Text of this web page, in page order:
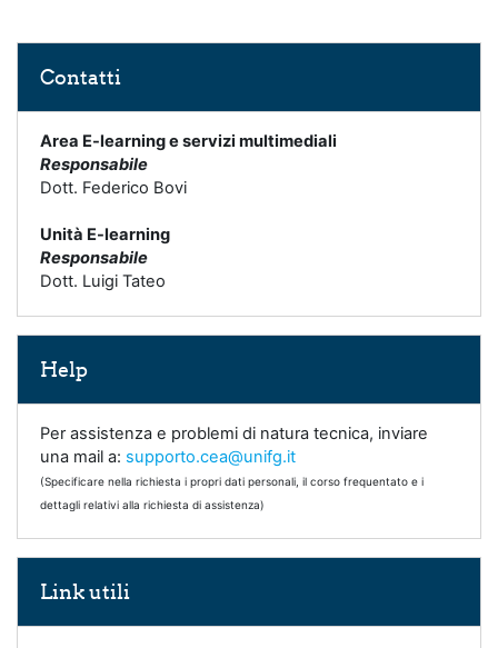
Contatti
Area E-learning e servizi multimediali
Responsabile
Dott. Federico Bovi
Unità E-learning
Responsabile
Dott. Luigi Tateo
Help
Per assistenza e problemi di natura tecnica, inviare
una mail a: supporto.cea@unifg.it
(Specificare nella richiesta i propri dati personali, il corso frequentato e i
dettagli relativi alla richiesta di assistenza)
Link utili